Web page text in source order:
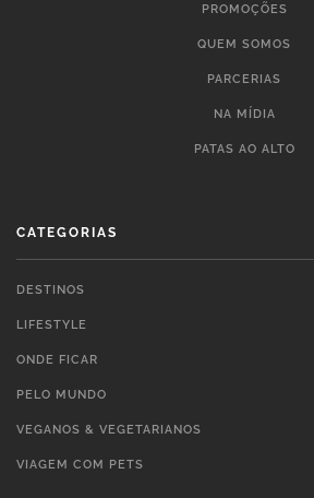
PROMOÇÕES
QUEM SOMOS
PARCERIAS
NA MÍDIA
PATAS AO ALTO
CATEGORIAS
DESTINOS
LIFESTYLE
ONDE FICAR
PELO MUNDO
VEGANOS & VEGETARIANOS
VIAGEM COM PETS